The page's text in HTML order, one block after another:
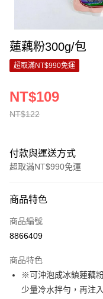
蓮藕粉300g/包
超取滿NT$990免運
NT$122
NT$109
付款與運送方式
超取滿NT$990免運
信用卡一次付款
超商取貨付款
Apple Pay
街口支付
商品特色
商品編號
8866409
商品特色
※可沖泡成冰鎮蓮藕
少量冷水拌勻，再注